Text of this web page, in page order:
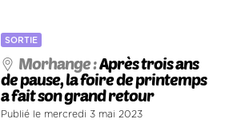
SORTIE
Morhange :Après trois ans
de pause, la foire de printemps
a fait son grand retour
Publié le mercredi 3 mai 2023